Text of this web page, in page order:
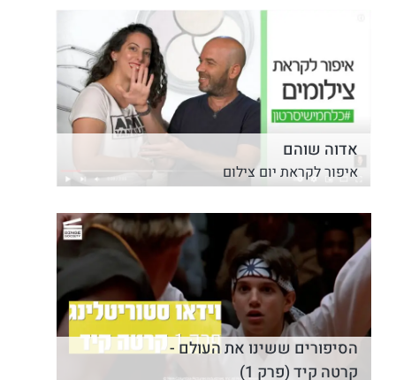
אדוה שוהם
איפור לקראת יום צילום
הסיפורים ששינו את העולם -
קרטה קיד (פרק 1)